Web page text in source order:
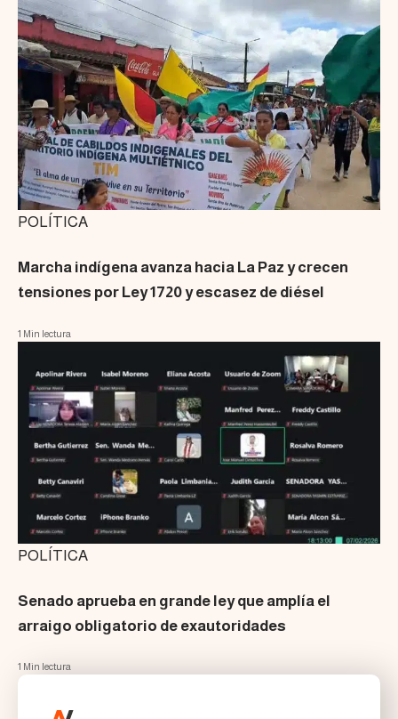
POLÍTICA
Marcha indígena avanza hacia La Paz y crecen
tensiones por Ley 1720 y escasez de diésel
1 Min lectura
POLÍTICA
Senado aprueba en grande ley que amplía el
arraigo obligatorio de exautoridades
1 Min lectura